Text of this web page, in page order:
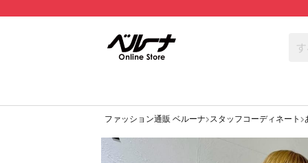
ファッション通販 ベルーナ スタッフコーディネート